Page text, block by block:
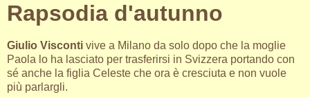
Rapsodia d'autunno
Giulio Visconti vive a Milano da solo dopo che la moglie
Paola lo ha lasciato per trasferirsi in Svizzera portando con
sé anche la figlia Celeste che ora è cresciuta e non vuole
più parlargli.